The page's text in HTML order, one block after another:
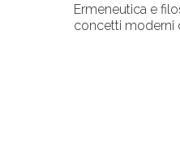
Ermeneutica e
concetti moderni